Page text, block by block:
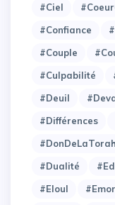
#Ciel
#Confiance
#Couple
#Culpabilité
#Deuil
#Différences
#DonDeLaTorah
#Dualité
#Eloul
#Emor